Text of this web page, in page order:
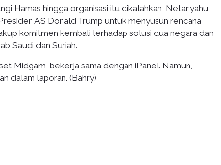
Hamas hingga organisasi itu dikalahkan, Netanyahu
AS Donald Trump untuk menyusun rencana
komitmen kembali terhadap solusi dua negara dan
Saudi dan Suriah.
Midgam, bekerja sama dengan iPanel. Namun,
dalam laporan. (Bahry)